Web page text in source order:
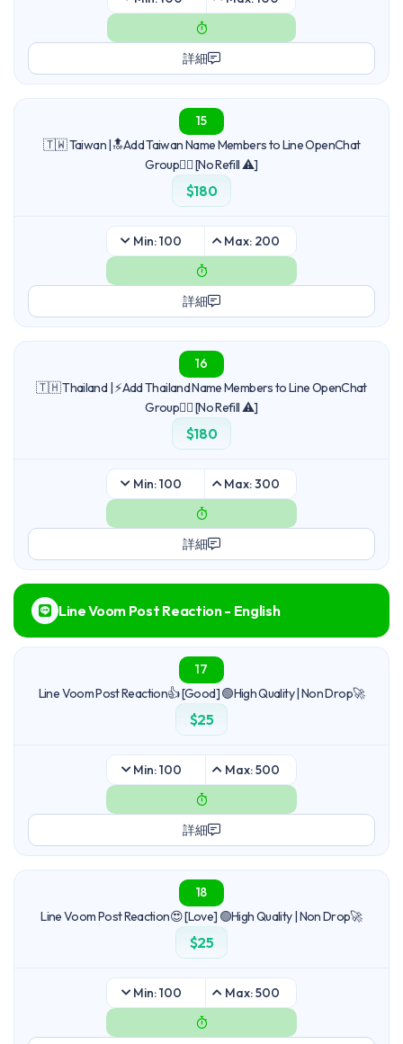
詳細
15
🇹🇼 Taiwan |🔝Add Taiwan Name Members to Line OpenChat
Group🙋‍♂️ [No Refill ⚠️]
$180
Min: 100 Max: 200
詳細
16
🇹🇭 Thailand | ⚡Add Thailand Name Members to Line OpenChat
Group🙋‍♀️ [No Refill ⚠️]
$180
Min: 100 Max: 300
詳細
Line Voom Post Reaction - English
17
Line Voom Post Reaction👍 [Good] 🟢High Quality | Non Drop🚀
$25
Min: 100 Max: 500
詳細
18
Line Voom Post Reaction😍 [Love] 🟢High Quality | Non Drop🚀
$25
Min: 100 Max: 500